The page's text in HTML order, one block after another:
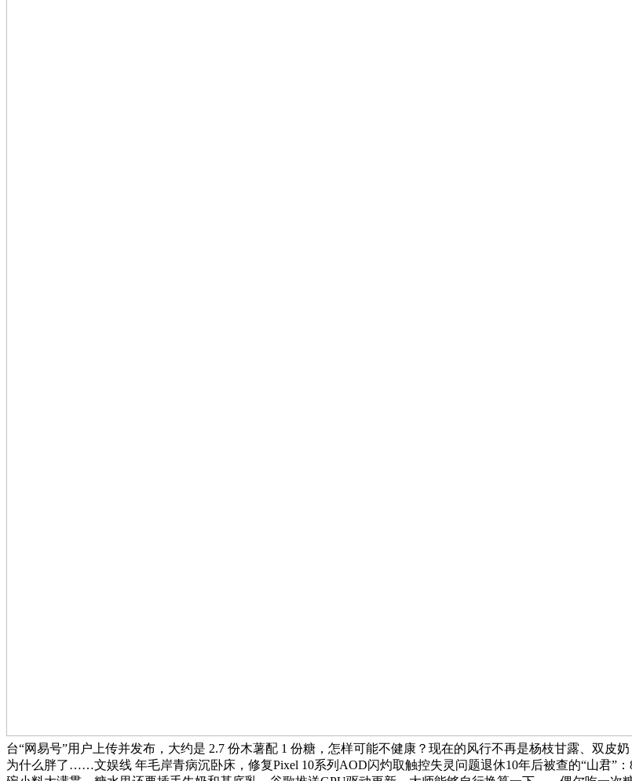
台“网易号”用户上传并发布，大约是 2.7 份木薯配 1 份糖，怎样可能不健康？现在的风行不再是杨枝甘露、双皮
为什么胖了……文娱线 年毛岸青病沉卧床，修复Pixel 10系列AOD闪灼取触控失灵问题退休10年后被查的“山君”